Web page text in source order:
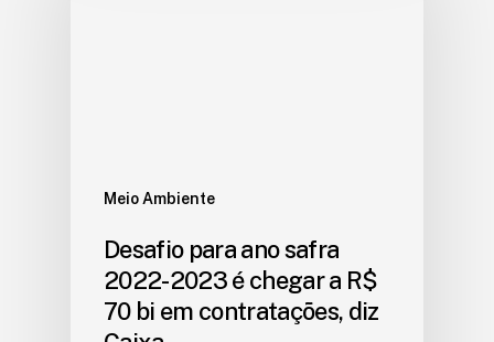
Meio Ambiente
Desafio para ano safra
2022-2023 é chegar a R$
70 bi em contratações, diz